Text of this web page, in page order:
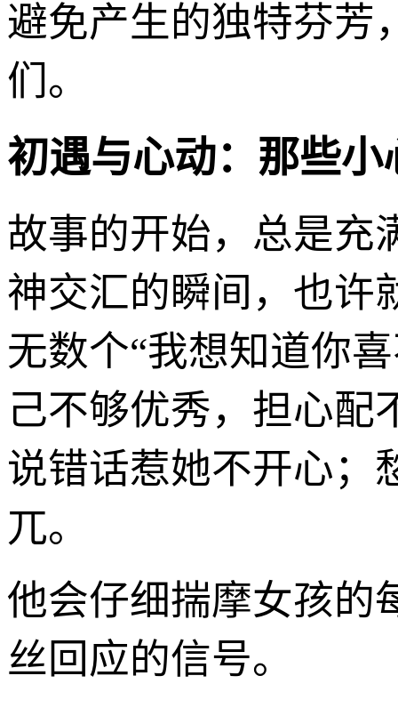
避免产生的独特芬芳
们。
初遇与心动：那些小
故事的开始，总是充
神交汇的瞬间，也许
无数个“我想知道你
己不够优秀，担心配
说错话惹她不开心；
兀。
他会仔细揣摩女孩的
丝回应的信号。